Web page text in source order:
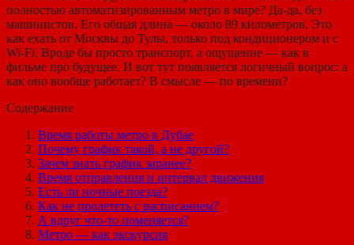
полностью автоматизированным метро в мире? Да-да, без
машинистов. Его общая длина — около 89 километров. Это
как ехать от Москвы до Тулы, только под кондиционером и с
Wi-Fi. Вроде бы просто транспорт, а ощущение — как в
фильме про будущее. И вот тут появляется логичный вопрос: а
как оно вообще работает? В смысле — по времени?
Содержание
Время работы метро в Дубае
Почему график такой, а не другой?
Зачем знать график заранее?
Время отправления и интервал движения
Есть ли ночные поезда?
Как не пролететь с расписанием?
А вдруг что-то поменяется?
Метро — как экскурсия